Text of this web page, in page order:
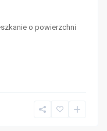
o powierzchni